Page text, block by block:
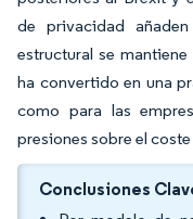
de privacidad
estructural se
ha convertido en una
como para las
presiones sobre el
Conclusiones